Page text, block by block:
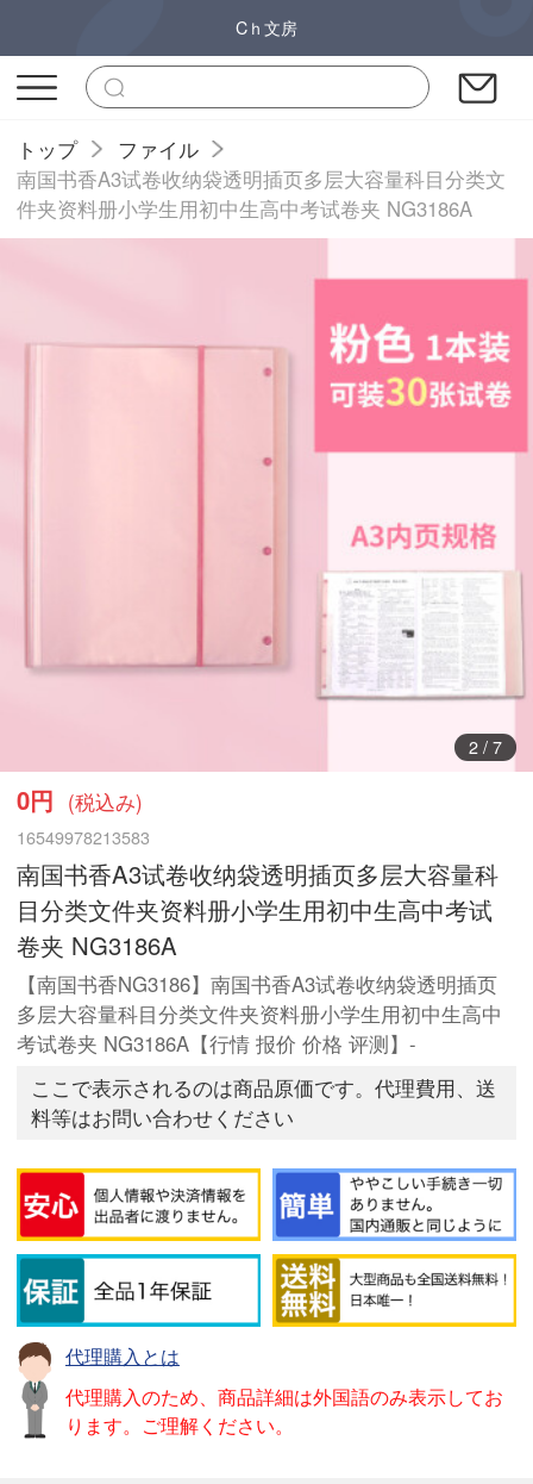
Cｈ文房
トップ
ファイル
南国书香A3试卷收纳袋透明插页多层大容量科目分类文
件夹资料册小学生用初中生高中考试卷夹 NG3186A
3/ 7
0円 (税込み)
16549978213583
南国书香A3试卷收纳袋透明插页多层大容量科
目分类文件夹资料册小学生用初中生高中考试
卷夹 NG3186A
【南国书香NG3186】南国书香A3试卷收纳袋透明插页
多层大容量科目分类文件夹资料册小学生用初中生高中
考试卷夹 NG3186A【行情 报价 价格 评测】-
ここで表示されるのは商品原価です。代理費用、送
料等はお問い合わせください
代理購入とは
代理購入のため、商品詳細は外国語のみ表示してお
ります。ご理解ください。